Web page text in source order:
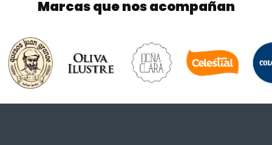
Marcas que nos acompañan